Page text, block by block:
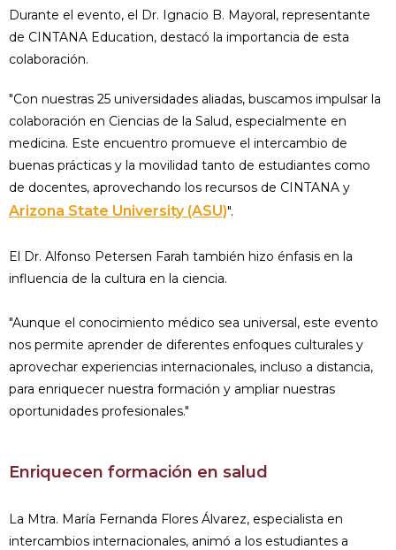
Durante el evento, el Dr. Ignacio B. Mayoral, representante
de CINTANA Education, destacó la importancia de esta
colaboración.
"Con nuestras 25 universidades aliadas, buscamos impulsar la
colaboración en Ciencias de la Salud, especialmente en
medicina. Este encuentro promueve el intercambio de
buenas prácticas y la movilidad tanto de estudiantes como
de docentes, aprovechando los recursos de CINTANA y
Arizona State University (ASU)".
El Dr. Alfonso Petersen Farah también hizo énfasis en la
influencia de la cultura en la ciencia.
"Aunque el conocimiento médico sea universal, este evento
nos permite aprender de diferentes enfoques culturales y
aprovechar experiencias internacionales, incluso a distancia,
para enriquecer nuestra formación y ampliar nuestras
oportunidades profesionales."
Enriquecen formación en salud
La Mtra. María Fernanda Flores Álvarez, especialista en
intercambios internacionales, animó a los estudiantes a